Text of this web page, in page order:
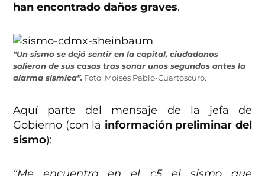
han encontrado daños graves.
“Un sismo se dejó sentir en la capital, ciudadanos
salieron de sus casas tras sonar unos segundos antes la
alarma sísmica”. Foto: Moisés Pablo-Cuartoscuro.
Aquí parte del mensaje de la jefa de
Gobierno (con la información preliminar del
sismo):